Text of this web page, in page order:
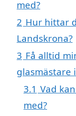
med?
2 Hur hittar
Landskrona?
3 Få alltid
glasmästare
3.1 Vad
med?